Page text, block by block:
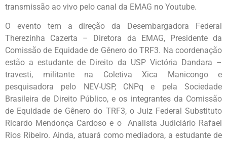
transmissão ao vivo pelo canal da EMAG no Youtube.
O evento tem a direção da Desembargadora Federal
Therezinha Cazerta – Diretora da EMAG, Presidente da
Comissão de Equidade de Gênero do TRF3. Na coordenação
estão a estudante de Direito da USP Victória Dandara –
travesti, militante na Coletiva Xica Manicongo e
pesquisadora pelo NEV-USP, CNPq e pela Sociedade
Brasileira de Direito Público, e os integrantes da Comissão
de Equidade de Gênero do TRF3, o Juiz Federal Substituto
Ricardo Mendonça Cardoso e o Analista Judiciário Rafael
Rios Ribeiro. Ainda, atuará como mediadora, a estudante de